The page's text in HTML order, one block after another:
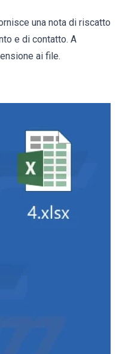
una nota di riscatto
e di contatto. A
ai file.